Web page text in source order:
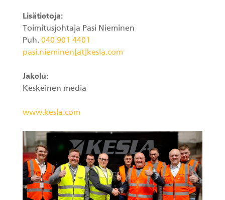
Lisätietoja:
Toimitusjohtaja Pasi Nieminen
Puh. 040 901 4401
pasi.nieminen[at]kesla.com
Jakelu:
Keskeinen media
www.kesla.com